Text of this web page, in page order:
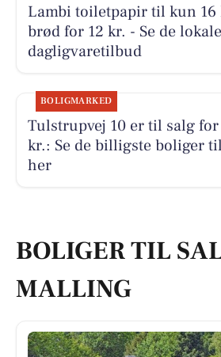
Lambi toiletpapir til kun 16
brød for 12 kr. - Se de lokale
dagligvaretilbud
BOLIGMARKED
Tulstrupvej 10 er til salg
kr.: Se de billigste boliger
her
BOLIGER TIL
MALLING